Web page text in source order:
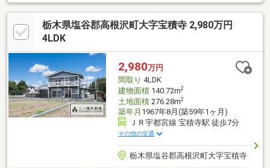
栃木県塩谷郡高根沢町大字宝積寺 2,980万円
4LDK
2,980万円
間取り 4LDK
建物面積140.72m2
土地面積276.28m2
築年月 1967年8月(築59年1ヶ月)
ＪＲ宇都宮線 宝積寺駅 徒歩7分
その他の交通
栃木県塩谷郡高根沢町大字宝積寺